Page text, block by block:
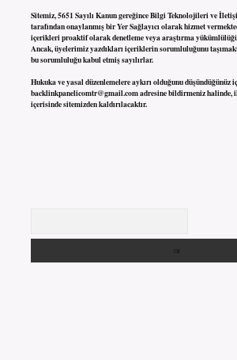
Sitemiz, 5651 Sayılı Kanun gereğince Bilgi Teknolojileri ve
tarafından onaylanmış bir Yer Sağlayıcı olarak hizmet
içerikleri proaktif olarak denetleme veya araştırma
Ancak, üyelerimiz yazdıkları içeriklerin sorumluluğunu
bu sorumluluğu kabul etmiş sayılırlar.
Hukuka ve yasal düzenlemelere aykırı olduğunu düşündüğünüz
backlinkpanelicomtr@gmail.comadresine bildirmeniz halinde,
içerisinde sitemizden kaldırılacaktır.